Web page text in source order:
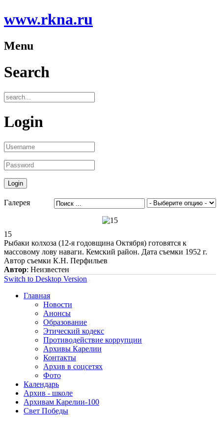
www.rkna.ru
Menu
Search
Login
Галерея
15
Рыбаки колхоза (12-я годовщина Октября) готовятся к
массовому лову наваги. Кемский район. Дата съемки 1952 г.
Автор съемки К.Н. Перфильев
Автор: Неизвестен
Switch to Desktop Version
Главная
Новости
Анонсы
Образование
Этический кодекс
Противодействие коррупции
Архивы Карелии
Контакты
Архив в соцсетях
Фото
Календарь
Архив - школе
Архивам Карелии-100
Свет Победы